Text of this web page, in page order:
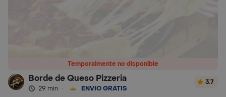
Temporalmente no disponible
Borde de Queso Pizzeria
29 min · ENVÍO GRATIS
3.7